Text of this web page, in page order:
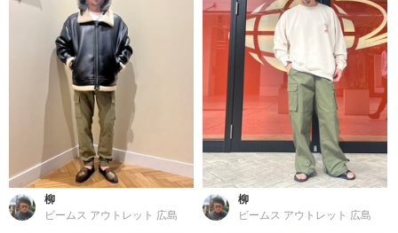
柳
ビームス アウトレット 広島
柳
ビームス アウトレット 広島